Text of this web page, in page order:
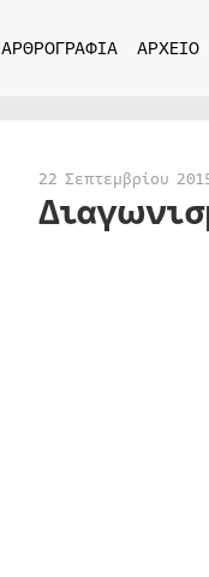
ΑΡΘΡΟΓΡΑΦΙΑ ΑΡΧΕΙΟ
22 Σεπτεμβρίου